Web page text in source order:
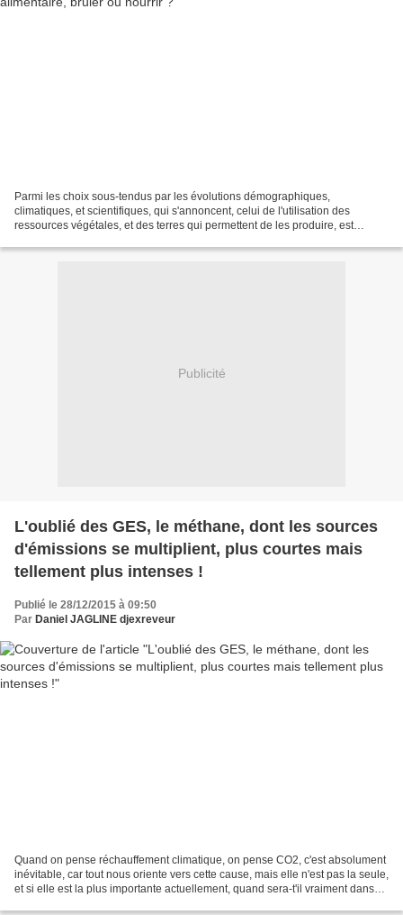
Parmi les choix sous-tendus par les évolutions démographiques,
climatiques, et scientifiques, qui s'annoncent, celui de l'utilisation des
ressources végétales, et des terres qui permettent de les produire, est
Publicité
L'oublié des GES, le méthane, dont les sources
d'émissions se multiplient, plus courtes mais
tellement plus intenses !
Publié le 28/12/2015 à 09:50
Par Daniel JAGLINE djexreveur
Quand on pense réchauffement climatique, on pense CO2, c'est absolument
inévitable, car tout nous oriente vers cette cause, mais elle n'est pas la seule,
et si elle est la plus importante actuellement, quand sera-t'il vraiment dans